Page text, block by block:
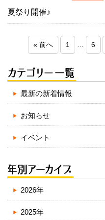
夏祭り開催♪
« 前へ 1 … 6
最新の新着情報
お知らせ
イベント
2026年
2025年